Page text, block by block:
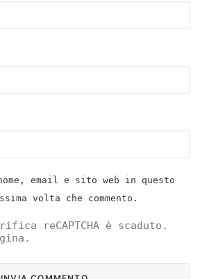
email e sito web in questo
volta che commento.
reCAPTCHA è scaduto.